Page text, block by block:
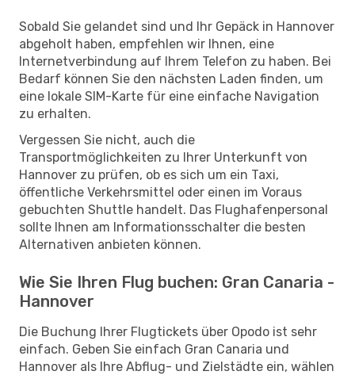
Sobald Sie gelandet sind und Ihr Gepäck in Hannover
abgeholt haben, empfehlen wir Ihnen, eine
Internetverbindung auf Ihrem Telefon zu haben. Bei
Bedarf können Sie den nächsten Laden finden, um
eine lokale SIM-Karte für eine einfache Navigation
zu erhalten.
Vergessen Sie nicht, auch die
Transportmöglichkeiten zu Ihrer Unterkunft von
Hannover zu prüfen, ob es sich um ein Taxi,
öffentliche Verkehrsmittel oder einen im Voraus
gebuchten Shuttle handelt. Das Flughafenpersonal
sollte Ihnen am Informationsschalter die besten
Alternativen anbieten können.
Wie Sie Ihren Flug buchen: Gran Canaria -
Hannover
Die Buchung Ihrer Flugtickets über Opodo ist sehr
einfach. Geben Sie einfach Gran Canaria und
Hannover als Ihre Abflug- und Zielstädte ein, wählen